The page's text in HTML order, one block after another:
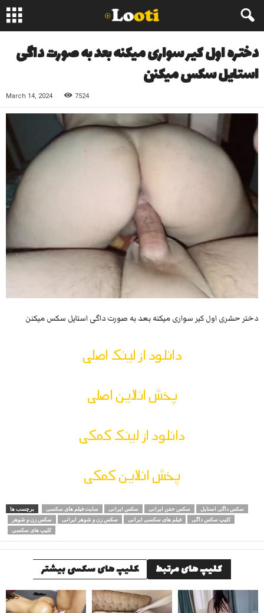
دختره اول کیر سواری میکنه بعد به صورت داگی
استایل سکس میکنن
March 14, 2024 7524
دختر حشری اول کیر سواری میکنه بعد به صورت داگی استایل سکس میکنن
دانلود از لینک اصلی
پخش انلاین اصلی
دانلود از لینک کمکی
پخش انلاین کمکی
برچسب ها سایت فیلم های سکسی سکس ایرانی سکس خفن ایرانی
سکس داگی استایل
سکس زن و شوهر
سکس زن و شوهر ایرانی فیلم های سکسی ایرانی
کلیپ سکس داگی
کلیپ های سکسی
کلیپ های مرتبط کلیپ های سکسی بیشتر